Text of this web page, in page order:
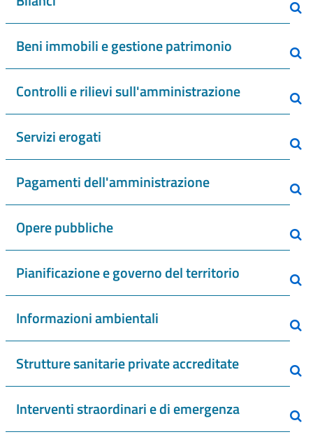
Beni immobili e gestione patrimonio
Controlli e rilievi sull'amministrazione
Servizi erogati
Pagamenti dell'amministrazione
Opere pubbliche
Pianificazione e governo del territorio
Informazioni ambientali
Strutture sanitarie private accreditate
Interventi straordinari e di emergenza